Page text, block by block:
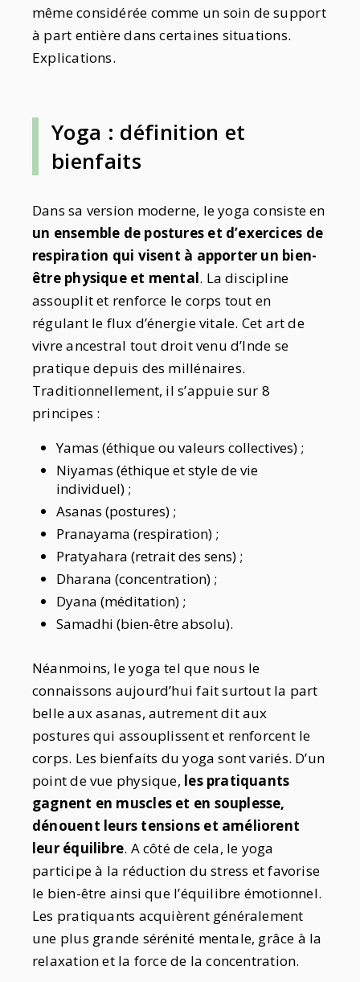
même considérée comme un soin de support
à part entière dans certaines situations.
Explications.
Yoga : définition et
bienfaits
Dans sa version moderne, le yoga consiste en
un ensemble de postures et d’exercices de
respiration qui visent à apporter un bien-
être physique et mental. La discipline
assouplit et renforce le corps tout en
régulant le flux d’énergie vitale. Cet art de
vivre ancestral tout droit venu d’Inde se
pratique depuis des millénaires.
Traditionnellement, il s’appuie sur 8
principes :
Yamas (éthique ou valeurs collectives) ;
Niyamas (éthique et style de vie
individuel) ;
Asanas (postures) ;
Pranayama (respiration) ;
Pratyahara (retrait des sens) ;
Dharana (concentration) ;
Dyana (méditation) ;
Samadhi (bien-être absolu).
Néanmoins, le yoga tel que nous le
connaissons aujourd’hui fait surtout la part
belle aux asanas, autrement dit aux
postures qui assouplissent et renforcent le
corps. Les bienfaits du yoga sont variés. D’un
point de vue physique, les pratiquants
gagnent en muscles et en souplesse,
dénouent leurs tensions et améliorent
leur équilibre. A côté de cela, le yoga
participe à la réduction du stress et favorise
le bien-être ainsi que l’équilibre émotionnel.
Les pratiquants acquièrent généralement
une plus grande sérénité mentale, grâce à la
relaxation et la force de la concentration.